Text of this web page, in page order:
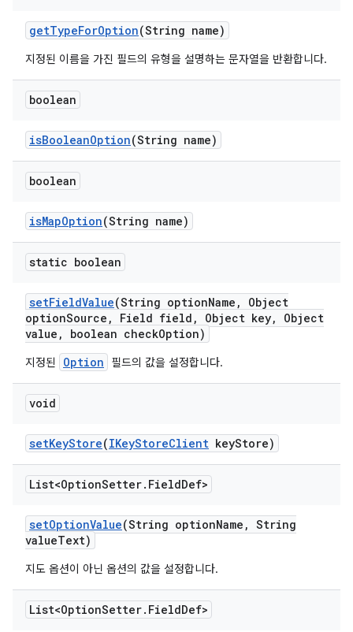
getTypeForOption(String name)
지정된 이름을 가진 필드의 유형을 설명하는 문자열을 반환합니다.
boolean
isBooleanOption(String name)
boolean
isMapOption(String name)
static boolean
setFieldValue(String optionName ,
Object
optionSource , Field field , Object key,
Object
value , boolean checkOption)
지정된 Option 필드의 값을 설정합니다.
void
setKeyStore(IKeyStoreClient keyStore)
List<OptionSetter. FieldDef>
setOptionValue(String optionName , String
valueText)
지도 옵션이 아닌 옵션의 값을 설정합니다.
List<OptionSetter. FieldDef>